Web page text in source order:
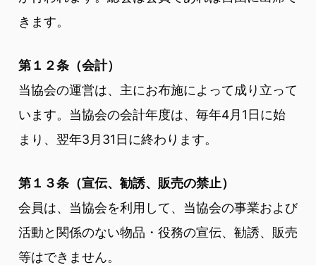
きます。
第１２条（会計）
当協会の運営は、主にお布施によって成り立って
います。当協会の会計年度は、毎年4月1日に始
まり、翌年3月31日に終わります。
第１３条（宣伝、勧誘、販売の禁止）
会員は、当協会を利用して、当協会の事業および
活動と関係のない物品・役務の宣伝、勧誘、販売
等はできません。